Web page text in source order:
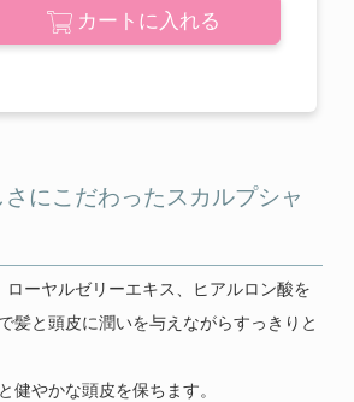
カートに入れる
にこだわったスカルプシャ
ローヤルゼリーエキス、ヒアルロン酸を
髪と頭皮に潤いを与えながらすっきりと
健やかな頭皮を保ちます。